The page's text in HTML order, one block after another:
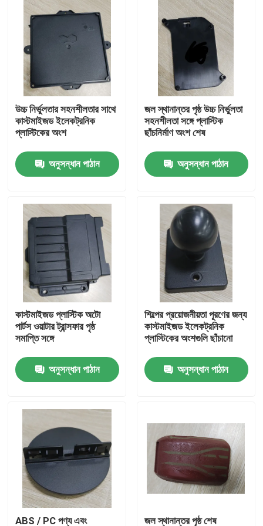
পণ্য
ভিডিও
আমাদের সম্পর্কে
কারখানা ভ্রমণ
মান নিয়ন্ত্রণ
উদ্ধৃতির জন্য আবেদন
ইনজেকশন ঢালাই অংশ
প্লাস্টিকের চটকানো অংশ
যথার্থ ইনজেকশন ছাঁচনির্মাণ
উচ্চ নির্ভুলতার সহনশীলতার সাথে
কাস্টমাইজড ইলেকট্রনিক
প্লাস্টিকের অংশ
অনুসন্ধান পাঠান
জল স্থানান্তর পৃষ্ঠ উচ্চ নির্ভুলতা
সহনশীলতা সঙ্গে প্লাস্টিক
ছাঁচনির্মাণ অংশ শেষ
অনুসন্ধান পাঠান
কাস্টমাইজড প্লাস্টিক অটো
পার্টস ওয়াটার ট্রান্সফার পৃষ্ঠ
সমাপ্তি সঙ্গে
অনুসন্ধান পাঠান
শিল্পের প্রয়োজনীয়তা পূরণের জন্য
কাস্টমাইজড ইলেকট্রনিক
প্লাস্টিকের অংশগুলি ছাঁচানো
অনুসন্ধান পাঠান
ABS / PC পণ্য এবং জল স্থানান্তর পৃষ্ঠ শেষ